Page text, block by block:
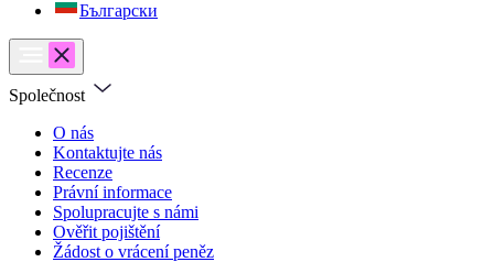
Български
Společnost
O nás
Kontaktujte nás
Recenze
Právní informace
Spolupracujte s námi
Ověřit pojištění
Žádost o vrácení peněz